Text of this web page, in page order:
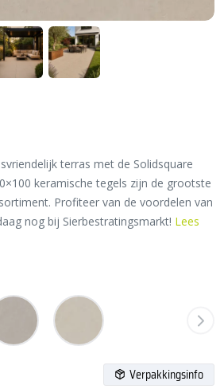
terras met de Solidsquare
keramische tegels zijn de grootste
Profiteer van de voordelen van
nog bij Sierbestratingsmarkt! Lees
Verpakkingsinfo